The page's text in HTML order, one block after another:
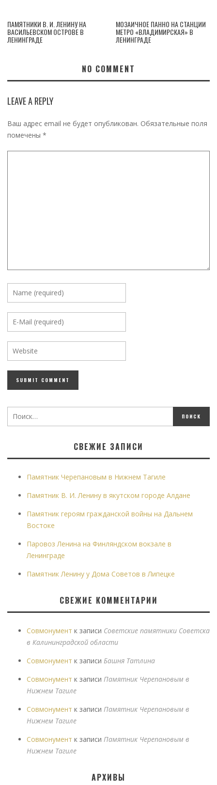
ПАМЯТНИКИ В. И. ЛЕНИНУ НА
ВАСИЛЬЕВСКОМ ОСТРОВЕ В
ЛЕНИНГРАДЕ
МОЗАИЧНОЕ ПАННО НА СТАНЦИИ
МЕТРО «ВЛАДИМИРСКАЯ» В
ЛЕНИНГРАДЕ
NO COMMENT
LEAVE A REPLY
Ваш адрес email не будет опубликован. Обязательные поля
помечены *
СВЕЖИЕ ЗАПИСИ
Памятник Черепановым в Нижнем Тагиле
Памятник В. И. Ленину в якутском городе Алдане
Памятник героям гражданской войны на Дальнем
Востоке
Паровоз Ленина на Финляндском вокзале в
Ленинграде
Памятник Ленину у Дома Советов в Липецке
СВЕЖИЕ КОММЕНТАРИИ
Совмонумент к записи Советские памятники Советска
в Калининградской области
Совмонумент к записи Башня Татлина
Совмонумент к записи Памятник Черепановым в
Нижнем Тагиле
Совмонумент к записи Памятник Черепановым в
Нижнем Тагиле
Совмонумент к записи Памятник Черепановым в
Нижнем Тагиле
АРХИВЫ